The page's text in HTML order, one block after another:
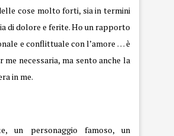
cose molto forti, sia in termini
di dolore e ferite. Ho un rapporto
e conflittuale con l’amore … è
me necessaria, ma sento anche la
in me.
un personaggio famoso, un